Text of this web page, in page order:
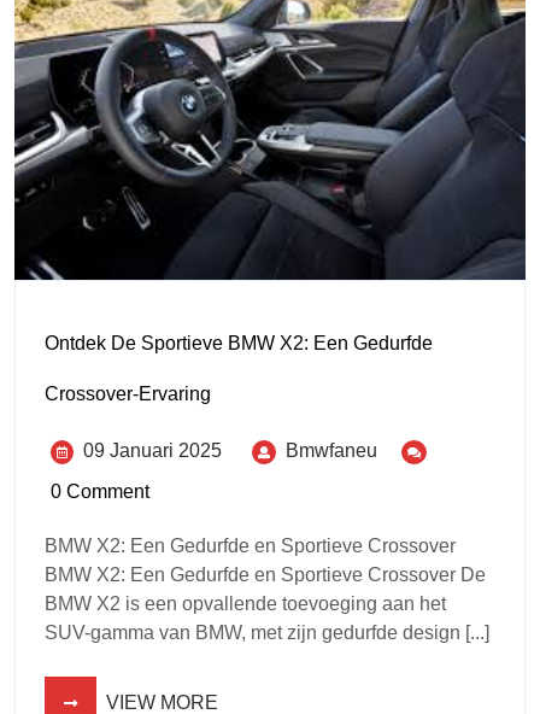
Ontdek De Sportieve BMW X2: Een Gedurfde
Crossover-Ervaring
09 Januari 2025
Bmwfaneu
0 Comment
BMW X2: Een Gedurfde en Sportieve Crossover
BMW X2: Een Gedurfde en Sportieve Crossover De
BMW X2 is een opvallende toevoeging aan het
SUV-gamma van BMW, met zijn gedurfde design [...]
VIEW MORE